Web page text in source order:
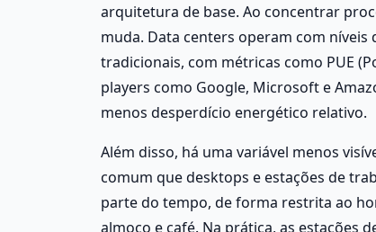
arquitetura de base. Ao concentrar
muda. Data centers operam com
tradicionais, com métricas como PUE
players como Google, Microsoft e
menos desperdício energético relativo.
Além disso, há uma variável menos
comum que desktops e estações de
parte do tempo, de forma restrita ao
almoço e café. Na prática, as estações